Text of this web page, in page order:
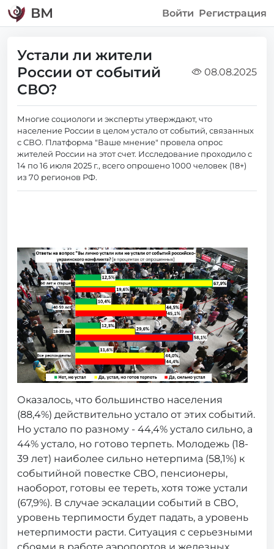
ВМ Войти Регистрация
Устали ли жители
России от событий
СВО?
08.08.2025
Многие социологи и эксперты утверждают, что
население России в целом устало от событий, связанных
с СВО. Платформа "Ваше мнение" провела опрос
жителей России на этот счет. Исследование проходило с
14 по 16 июля 2025 г., всего опрошено 1000 человек (18+)
из 70 регионов РФ.
Оказалось, что большинство населения
(88,4%) действительно устало от этих событий.
Но устало по разному - 44,4% устало сильно, а
44% устало, но готово терпеть. Молодежь (18-
39 лет) наиболее сильно нетерпима (58,1%) к
событийной повестке СВО, пенсионеры,
наоборот, готовы ее тереть, хотя тоже устали
(67,9%). В случае эскалации событий в СВО,
уровень терпимости будет падать, а уровень
нетерпимости расти. Ситуация с серьезными
сбоями в работе аэропортов и железных